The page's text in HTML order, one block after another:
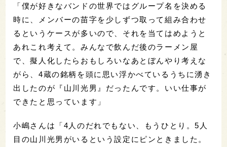
「僕が好きなバンドの世界ではグループ名を決める
時に、メンバーの苗字を少しずつ取って組み合わせ
るというケースが多いので、それを当てはめようと
あれこれ考えて。みんなで飲んだ後のラーメン屋
で、擬人化したらおもしろいなあとぼんやり考えな
がら、4蔵の銘柄を頭に思い浮かべているうちに湧き
出したのが『山川光男』だったんです。いい仕事が
できたと思っています」
小嶋さんは「4人のだれでもない、もうひとり。5人
目の山川光男がいるという設定にピンときました。